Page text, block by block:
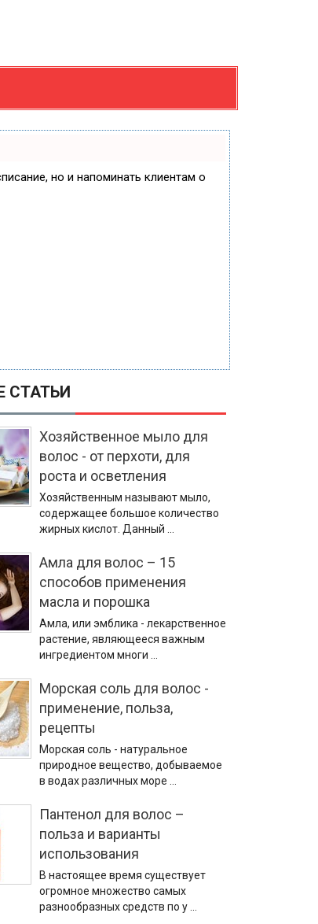
но и напоминать клиентам о
СТАТЬИ
Хозяйственное мыло для
волос - от перхоти, для
роста и осветления
Хозяйственным называют мыло,
содержащее большое количество
жирных кислот. Данный …
Амла для волос – 15
способов применения
масла и порошка
Амла, или эмблика - лекарственное
растение, являющееся важным
ингредиентом многи …
Морская соль для волос -
применение, польза,
рецепты
Морская соль - натуральное
природное вещество, добываемое
в водах различных море …
Пантенол для волос –
польза и варианты
использования
В настоящее время существует
огромное множество самых
разнообразных средств по у …